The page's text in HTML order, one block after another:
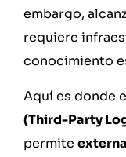
embargo,
requiere
conocimiento
Aquí es donde
(Third-Party
permite